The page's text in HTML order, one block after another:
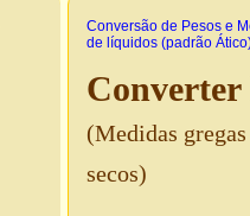
Conversão de Pesos e
de líquidos (padrão
Converter
(Medidas
secos)